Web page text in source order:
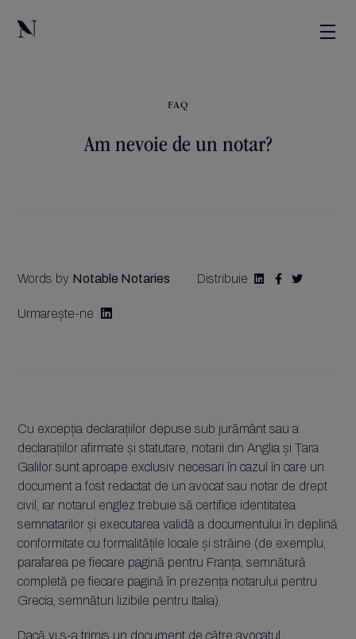
FAQ
Am nevoie de un notar?
Words by Notable Notaries Distribuie   
Urmarește-ne 
Cu excepția declarațiilor depuse sub jurământ sau a
declarațiilor afirmate și statutare, notarii din Anglia și Țara
Galilor sunt aproape exclusiv necesari în cazul în care un
document a fost redactat de un avocat sau notar de drept
civil, iar notarul englez trebuie să certifice identitatea
semnatarilor și executarea validă a documentului în deplină
conformitate cu formalitățile locale și străine (de exemplu,
parafarea pe fiecare pagină pentru Franța, semnătură
completă pe fiecare pagină în prezența notarului pentru
Grecia, semnături lizibile pentru Italia).
Dacă vi s-a trimis un document de către avocatul